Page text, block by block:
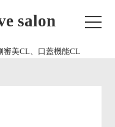
salon
審美CL、口蓋機能CL